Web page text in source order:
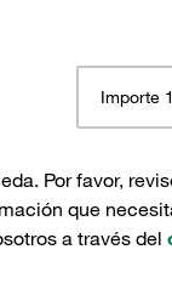
Importe
Por favor,
que
a través del